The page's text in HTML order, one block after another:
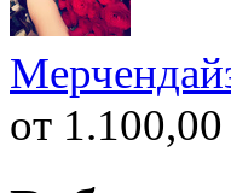
от 1.100,00